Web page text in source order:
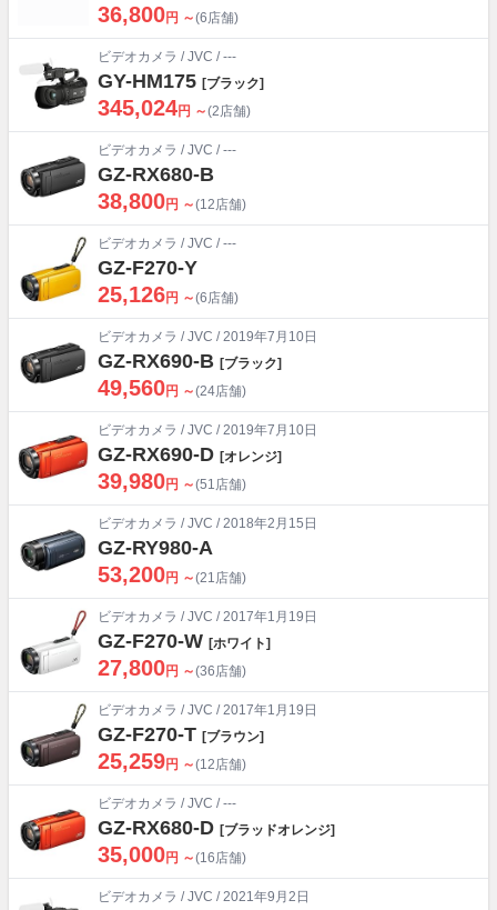
36,800円 ～(6店舗)
ビデオカメラ /JVC / ---
GY-HM175 [ブラック]
345,024円 ～(2店舗)
ビデオカメラ /JVC / ---
GZ-RX680-B
38,800円 ～(12店舗)
ビデオカメラ /JVC / ---
GZ-F270-Y
25,126円 ～(6店舗)
ビデオカメラ /JVC / 2019年7月10日
GZ-RX690-B [ブラック]
49,560円 ～(24店舗)
ビデオカメラ /JVC / 2019年7月10日
GZ-RX690-D [オレンジ]
39,980円 ～(51店舗)
ビデオカメラ /JVC / 2018年2月15日
GZ-RY980-A
53,200円 ～(21店舗)
ビデオカメラ /JVC / 2017年1月19日
GZ-F270-W [ホワイト]
27,800円 ～(36店舗)
ビデオカメラ /JVC / 2017年1月19日
GZ-F270-T [ブラウン]
25,259円 ～(12店舗)
ビデオカメラ /JVC / ---
GZ-RX680-D [ブラッドオレンジ]
35,000円 ～(16店舗)
ビデオカメラ /JVC / 2021年9月2日